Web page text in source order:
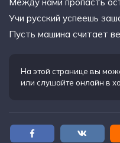
Учи русский успеешь
Пусть машина считает
На этой странице вы
или слушайте онлайн в